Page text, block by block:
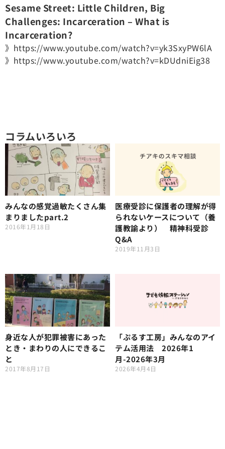
Sesame Street: Little Children, Big
Challenges: Incarceration – What is
Incarceration?
》https://www.youtube.com/watch?v=yk3SxyPW6lA
》https://www.youtube.com/watch?v=kDUdniEig38
コラムいろいろ
みんなの感覚過敏たくさん集
まりましたpart.2
2016年1月18日
医療受診に保護者の理解が得
られないケースについて（養
護教諭より） 精神科受診
Q&A
2019年11月3日
身近な人が犯罪被害にあった
とき・まわりの人にできるこ
と
2017年8月17日
「ぷるす工房」みんなのアイ
テム活用法 2026年1
月-2026年3月
2026年4月4日